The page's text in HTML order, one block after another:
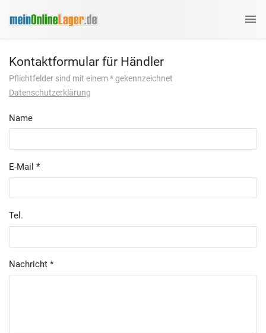
Kontaktformular für Händler
Pflichtfelder sind mit einem * gekennzeichnet
Datenschutzerklärung
Name
E-Mail
Tel.
Nachricht